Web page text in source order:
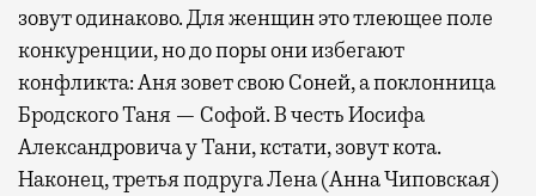
зовут одинаково. Для женщин это тлеющее поле
конкуренции, но до поры они избегают
конфликта: Аня зовет свою Соней, а поклонница
Бродского Таня — Софой. В честь Иосифа
Александровича у Тани, кстати, зовут кота.
Наконец, третья подруга Лена (Анна Чиповская)